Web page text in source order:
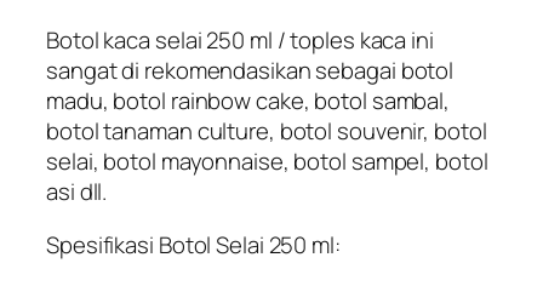
Botol kaca selai 250 ml / toples kaca ini
sangat di rekomendasikan sebagai botol
madu, botol rainbow cake, botol sambal,
botol tanaman culture, botol souvenir, botol
selai, botol mayonnaise, botol sampel, botol
asi dll.
Spesifikasi Botol Selai 250 ml: